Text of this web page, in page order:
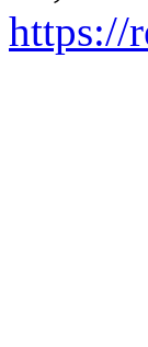
https://